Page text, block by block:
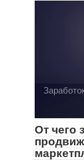
От чего